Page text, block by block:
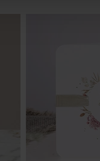
Etiquette